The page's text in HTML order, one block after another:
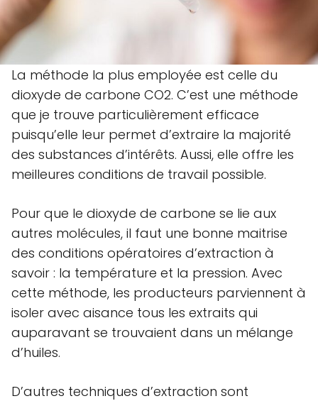
La méthode la plus employée est celle du
dioxyde de carbone CO2. C’est une méthode
que je trouve particulièrement efficace
puisqu’elle leur permet d’extraire la majorité
des substances d’intérêts. Aussi, elle offre les
meilleures conditions de travail possible.
Pour que le dioxyde de carbone se lie aux
autres molécules, il faut une bonne maitrise
des conditions opératoires d’extraction à
savoir : la température et la pression. Avec
cette méthode, les producteurs parviennent à
isoler avec aisance tous les extraits qui
auparavant se trouvaient dans un mélange
d’huiles.
D’autres techniques d’extraction sont